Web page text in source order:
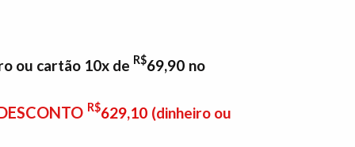
ou cartão 10x de R$69,90 no
R$629,10 (dinheiro ou